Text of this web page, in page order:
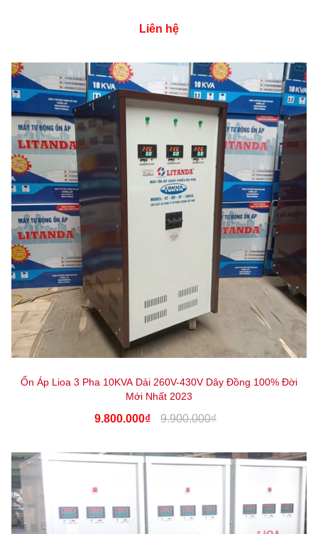
Liên hệ
Ổn Áp Lioa 3 Pha 10KVA Dải 260V-430V Dây Đồng 100% Đời
Mới Nhất 2023
9.800.000₫ 9.900.000₫